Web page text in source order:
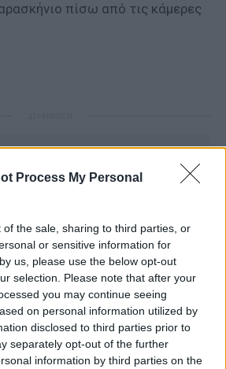
Process My Personal
of the sale, sharing to third parties, or
or sensitive information for
us, please use the below opt-out
selection. Please note that after your
you may continue seeing
on personal information utilized by
disclosed to third parties prior to
separately opt-out of the further
information by third parties on the
πίσω από τις κάμερες